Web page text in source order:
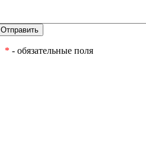
* - обязательные поля